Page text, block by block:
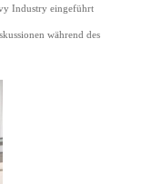
Industry eingeführt
während des